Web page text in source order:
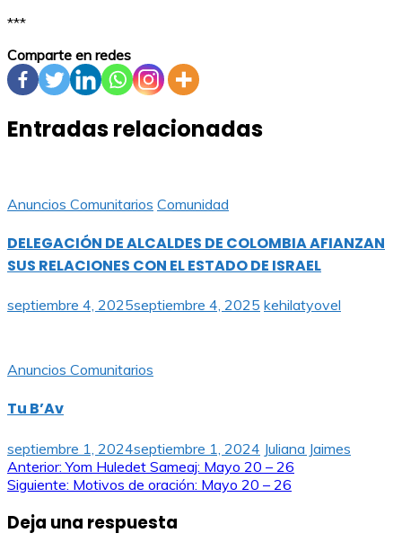
***
Comparte en redes
Entradas relacionadas
Anuncios Comunitarios Comunidad
DELEGACIÓN DE ALCALDES DE COLOMBIA AFIANZAN
SUS RELACIONES CON EL ESTADO DE ISRAEL
septiembre 4, 2025septiembre 4, 2025 kehilatyovel
Anuncios Comunitarios
Tu B’Av
septiembre 1, 2024septiembre 1, 2024 Juliana Jaimes
Navegación
entradas
Anterior: Yom Huledet Sameaj: Mayo 20 – 26
Siguiente: Motivos de oración: Mayo 20 – 26
Deja una respuesta